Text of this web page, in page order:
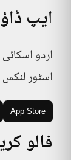
ایپ
اردو
اسٹور
App Store
فالو